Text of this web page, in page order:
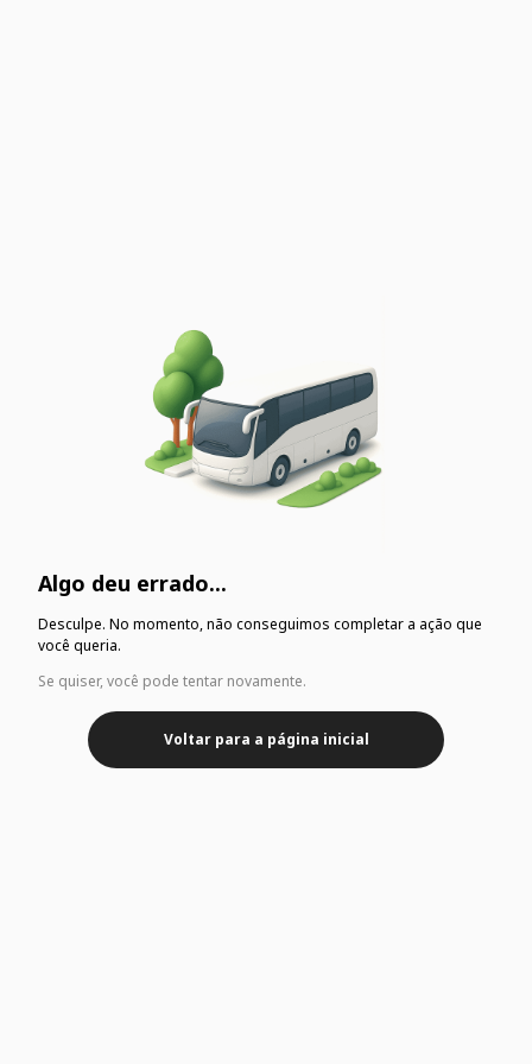
Algo deu errado...
Desculpe. No momento, não conseguimos completar a ação que
você queria.
Se quiser, você pode tentar novamente.
Voltar para a página inicial